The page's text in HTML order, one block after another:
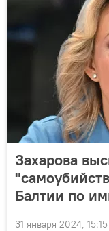
Захарова
Балтии по
31 января 2024, 15:15